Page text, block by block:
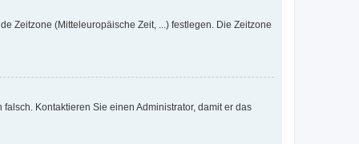
Zeitzone (Mitteleuropäische Zeit, ...) festlegen. Die Zeitzone
Kontaktieren Sie einen Administrator, damit er das